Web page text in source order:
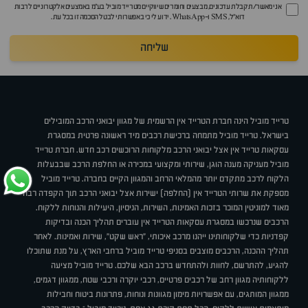
אני מאשר/ת קבלת עדכונים, מבצעים וחומרים שיווקיים מטרייד מוביל בע"מ באמצעים אלקטרוניים לרבות
דוא״ל, SMS ו-WhatsApp. ידוע לי כי באפשרותי לבטל הסכמה זו בכל עת.
שליחה
טרייד מוביל הינה חברת הטרייד אין הרשמית של מגוון יבואני הרכב המובילים
בישראל. טרייד מוביל מתמחה ברכישת רכבים מיד ראשונה פרטית במסגרת
עסקאות טרייד אין אצל יבואני הרכב מלקוחות הרוכשים רכב חדש. חברת טרייד
מוביל מעניקה מענה הוגן, שירותי ומקצועי במכירה או החלפת הרכב שבבעלות
הלקוח לרכב מתקדם יותר מהמלאי הרחב והמגוון הקיים בחברה. טרייד מוביל
מספקת את שרותי הטרייד אין (החלפה) ישירות אצל יבואני הרכב תוך הקפדה רבה
מאוד למוניטין המוכר בזכות האמינות, השירות, הניסיון, היעילות והנוחות ללקוח.
הרכבים שנרכשו במסגרת עסקאות הטרייד אין עוברים תהליך הכנה ובדיקות
קפדניות כדי שלקוחותינו ייהנו מרכב איכותי, "ראש שקט", שירות ואמינות. לאחר
תהליך ההכנה, הרכבים מוצבים בסניפי טרייד מוביל ברחבי הארץ, על מנת שתוכלו
להגיע, להתרשם, לחוות ולהתחדש ברכב הבא שלכם. טרייד מוביל מציעה
ללקוחותיה מגוון רחב של רכבים פרטיים, רכבי יוקרה ורכבי שטח, ממגוון דגמים,
ממגוון המותגים, עם אפשרויות מימון מגוונות ונוחות, פתרונות ביטוח וחבילות